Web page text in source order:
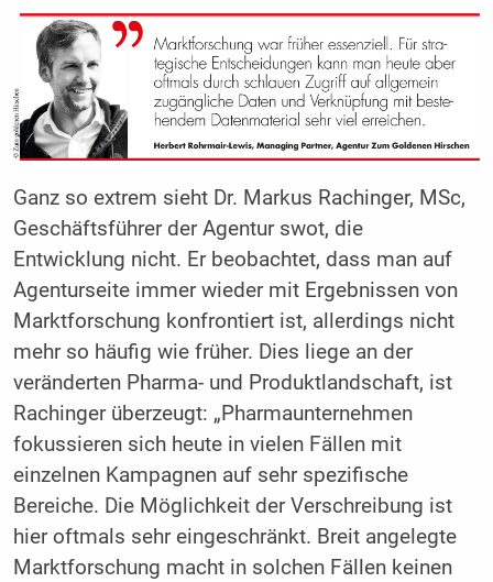
Ganz so extrem sieht Dr. Markus Rachinger, MSc,
Geschäftsführer der Agentur swot, die
Entwicklung nicht. Er beobachtet, dass man auf
Agenturseite immer wieder mit Ergebnissen von
Marktforschung konfrontiert ist, allerdings nicht
mehr so häufig wie früher. Dies liege an der
veränderten Pharma- und Produktlandschaft, ist
Rachinger überzeugt: „Pharmaunternehmen
fokussieren sich heute in vielen Fällen mit
einzelnen Kampagnen auf sehr spezifische
Bereiche. Die Möglichkeit der Verschreibung ist
hier oftmals sehr eingeschränkt. Breit angelegte
Marktforschung macht in solchen Fällen keinen